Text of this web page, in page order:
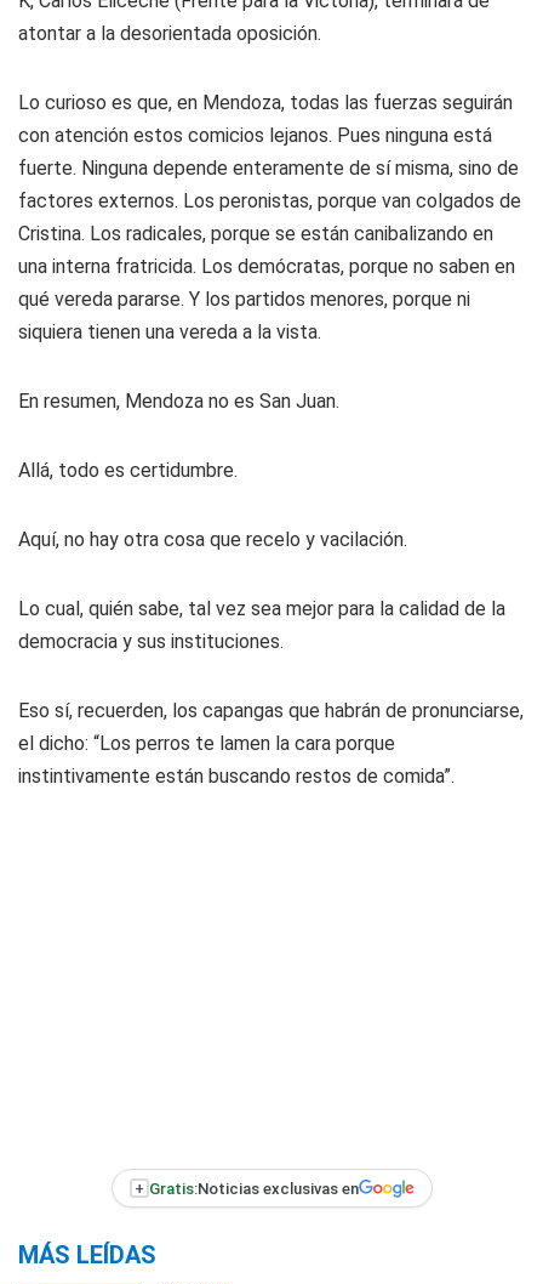
atontar a la desorientada oposición.
Lo curioso es que, en Mendoza, todas las fuerzas seguirán
con atención estos comicios lejanos. Pues ninguna está
fuerte. Ninguna depende enteramente de sí misma, sino de
factores externos. Los peronistas, porque van colgados de
Cristina. Los radicales, porque se están canibalizando en
una interna fratricida. Los demócratas, porque no saben en
qué vereda pararse. Y los partidos menores, porque ni
siquiera tienen una vereda a la vista.
En resumen, Mendoza no es San Juan.
Allá, todo es certidumbre.
Aquí, no hay otra cosa que recelo y vacilación.
Lo cual, quién sabe, tal vez sea mejor para la calidad de la
democracia y sus instituciones.
Eso sí, recuerden, los capangas que habrán de pronunciarse,
el dicho: “Los perros te lamen la cara porque
instintivamente están buscando restos de comida”.
+ Gratis:Noticias exclusivas en
MÁS LEÍDAS